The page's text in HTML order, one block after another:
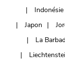
Indonésie
Japon
La